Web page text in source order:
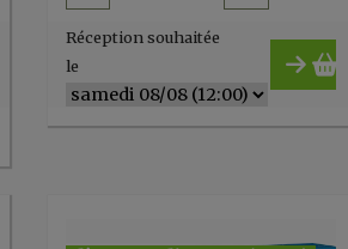
Réception souhaitée
le